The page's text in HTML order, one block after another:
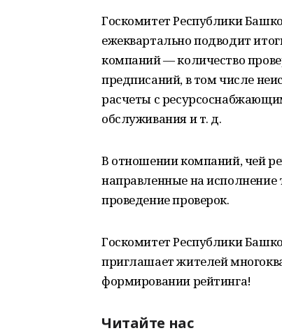
Госкомитет Республики
ежеквартально подводит
компаний — количество
предписаний, в том числе
расчеты с
обслуживания и т. д.
В отношении компаний, чей
направленные на исполнение
проведение проверок.
Госкомитет Республики
приглашает жителей
формировании рейтинга!
Читайте нас